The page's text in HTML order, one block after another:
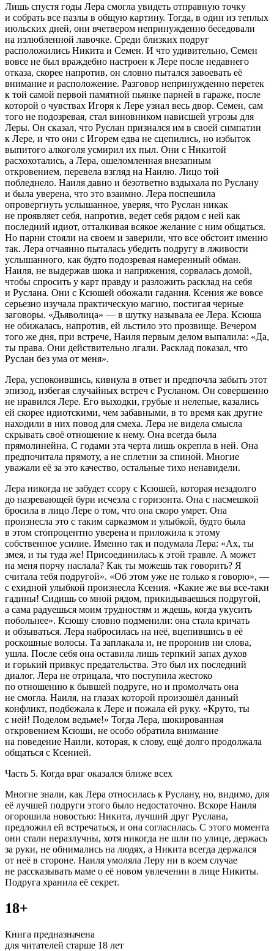
Лишь спустя годы Лера смогла увидеть отправную точку
и собрать все пазлы в общую картину. Тогда, в один из теплых
июльских дней, они вчетвером непринужденно беседовали
на излюбленной лавочке. Среди близких подруг
расположились Никита и Семен. И что удивительно, Семен
вовсе не был враждебно настроен к Лере после недавнего
отказа, скорее напротив, он словно пытался завоевать еë
внимание и расположение. Разговор непринужденно перетек
к той самой первой памятной пьянке парней в гараже, после
которой о чувствах Игоря к Лере узнал весь двор. Семен, сам
того не подозревая, стал виновником нависшей угрозы для
Леры. Он сказал, что Руслан признался им в своей симпатии
к Лере, и что они с Игорем едва не сцепились, но избыток
выпитого алкоголя усмирил их пыл. Они с Никитой
расхохотались, а Лера, ошеломленная внезапным
откровением, перевела взгляд на Наилю. Лицо той
побледнело. Наиля давно и безответно вздыхала по Руслану
и была уверена, что это взаимно. Лера поспешила
опровергнуть услышанное, уверяя, что Руслан никак
не проявляет себя, напротив, ведет себя рядом с ней как
последний идиот, отталкивая всякое желание с ним общаться.
Но парни стояли на своем и заверили, что все обстоит именно
так. Лера отчаянно пыталась убедить подругу в лживости
услышанного, как будто подозревая намеренный обман.
Наиля, не выдержав шока и напряжения, сорвалась домой,
чтобы спросить у карт правду и разложить расклад на себя
и Руслана. Они с Ксюшей обожали гадания. Ксения же вовсе
серьезно изучала практическую магию, постигая черные
заговоры. «Дьяволица» — в шутку называла ее Лера. Ксюша
не обижалась, напротив, ей льстило это прозвище. Вечером
того же дня, при встрече, Наиля первым делом выпалила: «Да,
ты права. Они действительно лгали. Расклад показал, что
Руслан без ума от меня».
Лера, успокоившись, кивнула в ответ и предпочла забыть этот
эпизод, избегая случайных встреч с Русланом. Он совершенно
не нравился Лере. Его выходки, грубые и нелепые, казались
ей скорее идиотскими, чем забавными, в то время как другие
находили в них повод для смеха. Лера не видела смысла
скрывать своë отношение к нему. Она всегда была
прямолинейна. С годами эта черта лишь окрепла в ней. Она
предпочитала прямоту, а не сплетни за спиной. Многие
уважали еë за это качество, остальные тихо ненавидели.
Лера никогда не забудет ссору с Ксюшей, которая незадолго
до назревающей бури исчезла с горизонта. Она с насмешкой
бросила в лицо Лере о том, что она скоро умрет. Она
произнесла это с таким сарказмом и улыбкой, будто была
в этом стопроцентно уверена и приложила к этому
собственное усилие. Именно так и подумала Лера: «Ах, ты
змея, и ты туда же! Присоединилась к этой травле. А может
на меня порчу наслала? Как ты можешь так говорить? Я
считала тебя подругой». «Об этом уже не только я говорю», —
с ехидной улыбкой произнесла Ксения. «Какие же вы все-таки
гадины! Сидишь со мной рядом, прикидываешься подругой,
а сама радуешься моим трудностям и ждешь, когда укусить
побольнее». Ксюшу словно подменили: она стала кричать
и обзываться. Лера набросилась на неë, вцепившись в еë
роскошные волосы. Та заплакала и, не проронив ни слова,
ушла. После себя она оставила лишь терпкий запах духов
и горький привкус предательства. Это был их последний
диалог. Лера не отрицала, что поступила жестоко
по отношению к бывшей подруге, но и промолчать она
не смогла. Наиля, на глазах которой произошëл данный
конфликт, подбежала к Лере и пожала ей руку. «Круто, ты
с ней! Поделом ведьме!» Тогда Лера, шокированная
откровением Ксюши, не особо обратила внимание
на поведение Наили, которая, к слову, ещë долго продолжала
общаться с Ксенией.
Часть 5. Когда враг оказался ближе всех
Многие знали, как Лера относилась к Руслану, но, видимо, для
её лучшей подруги этого было недостаточно. Вскоре Наиля
огорошила новостью: Никита, лучший друг Руслана,
предложил ей встречаться, и она согласилась. С этого момента
они стали неразлучны, хотя никогда не шли по улице, держась
за руки, не обнимались на людях, а Никита всегда держался
от неë в стороне. Наиля умоляла Леру ни в коем случае
не рассказывать маме о еë новом увлечении в лице Никиты.
Подруга хранила еë секрет.
18+
Книга предназначена
для читателей старше 18 лет